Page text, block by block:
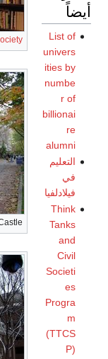
أيضاً
List of
univers
ities by
numbe
r of
billionai
re
alumni
التعليم
في
فيلادلفيا
Think
Tanks
and
Civil
Societi
es
Progra
m
(TTCS
P)